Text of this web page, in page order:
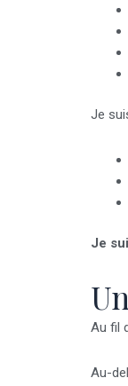
Je
Je
Au fil
Au-